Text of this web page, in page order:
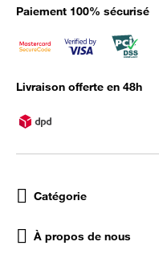
Paiement 100% sécurisé
Livraison offerte en 48h
Catégorie
À propos de nous